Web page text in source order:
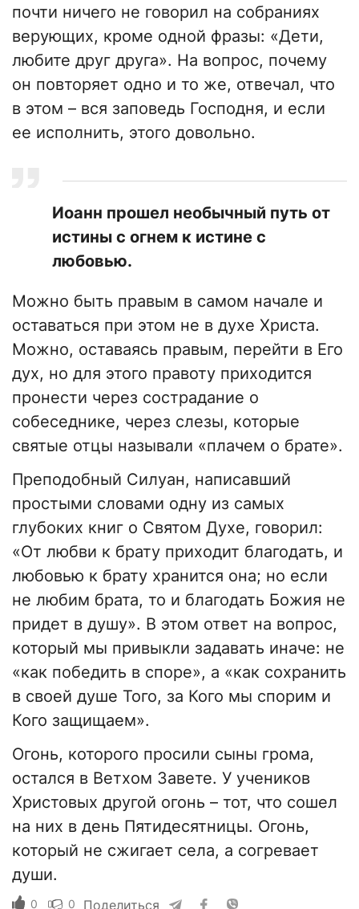
почти ничего не говорил на собраниях
верующих, кроме одной фразы: «Дети,
любите друг друга». На вопрос, почему
он повторяет одно и то же, отвечал, что
в этом – вся заповедь Господня, и если
ее исполнить, этого довольно.
Иоанн прошел необычный путь от
истины с огнем к истине с
любовью.
Можно быть правым в самом начале и
оставаться при этом не в духе Христа.
Можно, оставаясь правым, перейти в Его
дух, но для этого правоту приходится
пронести через сострадание о
собеседнике, через слезы, которые
святые отцы называли «плачем о брате».
Преподобный Силуан, написавший
простыми словами одну из самых
глубоких книг о Святом Духе, говорил:
«От любви к брату приходит благодать, и
любовью к брату хранится она; но если
не любим брата, то и благодать Божия не
придет в душу». В этом ответ на вопрос,
который мы привыкли задавать иначе: не
«как победить в споре», а «как сохранить
в своей душе Того, за Кого мы спорим и
Кого защищаем».
Огонь, которого просили сыны грома,
остался в Ветхом Завете. У учеников
Христовых другой огонь – тот, что сошел
на них в день Пятидесятницы. Огонь,
который не сжигает села, а согревает
души.
0 0 Поделиться